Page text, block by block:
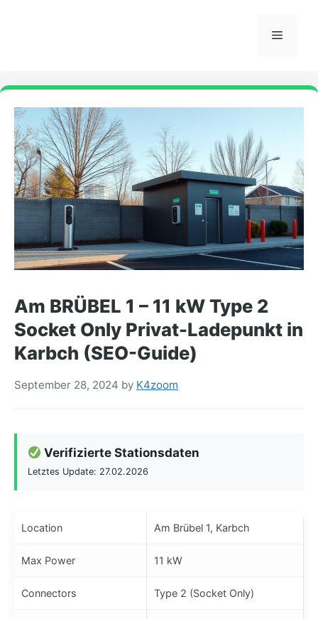
Menu
Am BRÜBEL 1 – 11 kW Type 2
Socket Only Privat-Ladepunkt in
Karbch (SEO-Guide)
September 28, 2024 by K4zoom
Verifizierte Stationsdaten
Letztes Update: 27.02.2026
Location Am Brübel 1, Karbch
Max Power 11 kW
Connectors Type 2 (Socket Only)